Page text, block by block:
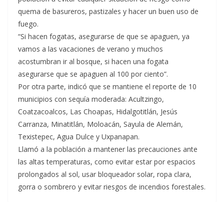
quema de basureros, pastizales y hacer un buen uso de
fuego.
“Si hacen fogatas, asegurarse de que se apaguen, ya
vamos a las vacaciones de verano y muchos
acostumbran ir al bosque, si hacen una fogata
asegurarse que se apaguen al 100 por ciento”.
Por otra parte, indicó que se mantiene el reporte de 10
municipios con sequía moderada: Acultzingo,
Coatzacoalcos, Las Choapas, Hidalgotitlán, Jesús
Carranza, Minatitlán, Moloacán, Sayula de Alemán,
Texistepec, Agua Dulce y Uxpanapan.
Llamó a la población a mantener las precauciones ante
las altas temperaturas, como evitar estar por espacios
prolongados al sol, usar bloqueador solar, ropa clara,
gorra o sombrero y evitar riesgos de incendios forestales.